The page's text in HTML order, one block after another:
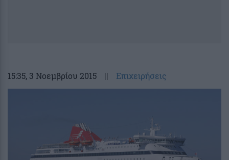
15:35, 3 Νοεμβρίου 2015 || Επιχειρήσεις